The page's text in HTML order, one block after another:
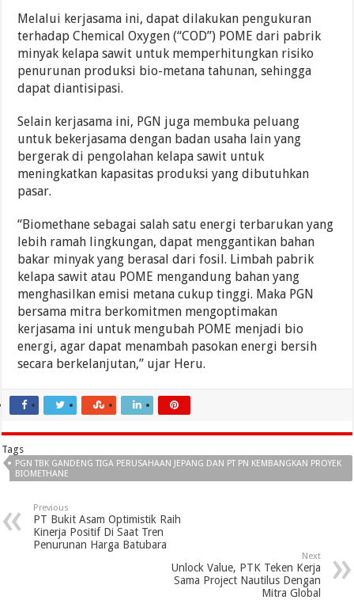
Melalui kerjasama ini, dapat dilakukan pengukuran
terhadap Chemical Oxygen (“COD”) POME dari pabrik
minyak kelapa sawit untuk memperhitungkan risiko
penurunan produksi bio-metana tahunan, sehingga
dapat diantisipasi.
Selain kerjasama ini, PGN juga membuka peluang
untuk bekerjasama dengan badan usaha lain yang
bergerak di pengolahan kelapa sawit untuk
meningkatkan kapasitas produksi yang dibutuhkan
pasar.
“Biomethane sebagai salah satu energi terbarukan yang
lebih ramah lingkungan, dapat menggantikan bahan
bakar minyak yang berasal dari fosil. Limbah pabrik
kelapa sawit atau POME mengandung bahan yang
menghasilkan emisi metana cukup tinggi. Maka PGN
bersama mitra berkomitmen mengoptimakan
kerjasama ini untuk mengubah POME menjadi bio
energi, agar dapat menambah pasokan energi bersih
secara berkelanjutan,” ujar Heru.
Tags
PGN TBK GANDENG TIGA PERUSAHAAN JEPANG DAN PT PN KEMBANGKAN PROYEK
BIOMETHANE
Previous
PT Bukit Asam Optimistik Raih
Kinerja Positif Di Saat Tren
Penurunan Harga Batubara
Next
Unlock Value, PTK Teken Kerja
Sama Project Nautilus Dengan
Mitra Global